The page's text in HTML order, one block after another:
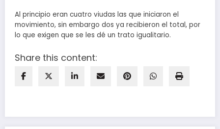
Al principio eran cuatro viudas las que iniciaron el
movimiento, sin embargo dos ya recibieron el total, por
lo que exigen que se les dé un trato igualitario.
Share this content: